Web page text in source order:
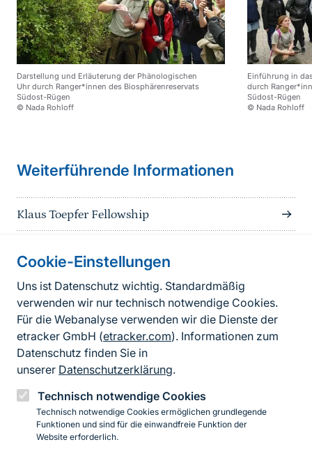
Cookie-Einstellungen
Uns ist Datenschutz wichtig. Standardmäßig
verwenden wir nur technisch notwendige Cookies.
Für die Webanalyse verwenden wir die Dienste der
etracker GmbH (etracker.com). Informationen zum
Datenschutz finden Sie in
unserer Datenschutzerklärung.
Technisch notwendige Cookies
Technisch notwendige Cookies ermöglichen grundlegende
Funktionen und sind für die einwandfreie Funktion der
Website erforderlich.
Darstellung und Erläuterung der Phänologischen
Uhr durch Ranger*innen des Biosphärenreservats
Südost-Rügen
© Nada Rohloff
Einführung in
durch
Südost-Rügen
© Nada Rohloff
Weiterführende Informationen
Klaus Toepfer Fellowship
Informationen zur Seite
FußzeileKontakt zum BfN
Kontaktformular
Erklärung zur Barrierefreiheit
Impressum
Datenschutz